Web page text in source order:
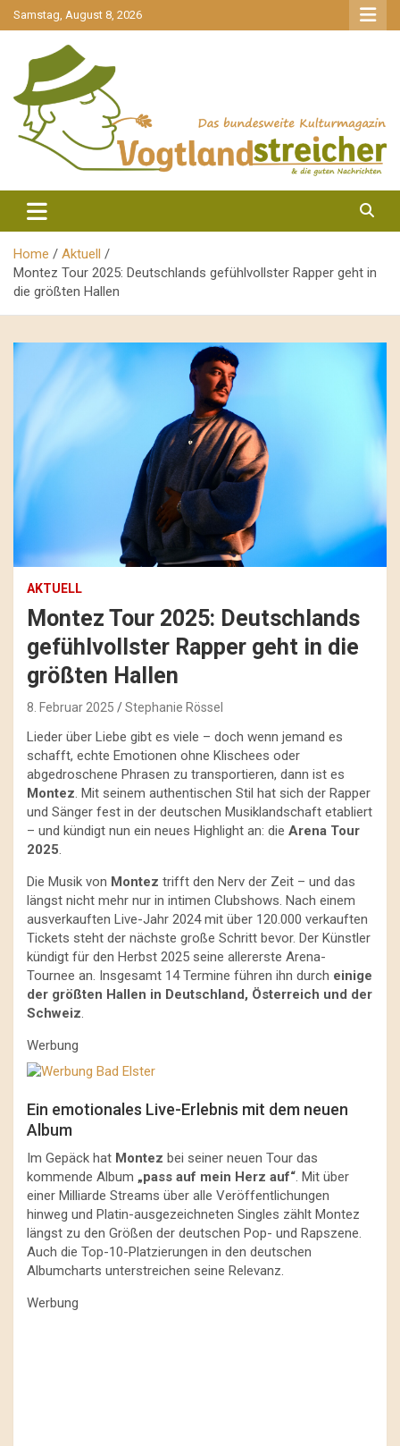
gehe
zum
Samstag, August 8, 2026
Vogtlandstreicher
Home
Aktuell
Montez Tour 2025: Deutschlands gefühlvollster Rapper geht in
die größten Hallen
AKTUELL
Montez Tour 2025: Deutschlands
gefühlvollster Rapper geht in die
größten Hallen
8. Februar 2025 Stephanie Rössel
Lieder über Liebe gibt es viele – doch wenn jemand es
schafft, echte Emotionen ohne Klischees oder
abgedroschene Phrasen zu transportieren, dann ist es
Montez. Mit seinem authentischen Stil hat sich der Rapper
und Sänger fest in der deutschen Musiklandschaft etabliert
– und kündigt nun ein neues Highlight an: die Arena Tour
2025.
Die Musik von Montez trifft den Nerv der Zeit – und das
längst nicht mehr nur in intimen Clubshows. Nach einem
ausverkauften Live-Jahr 2024 mit über 120.000 verkauften
Tickets steht der nächste große Schritt bevor. Der Künstler
kündigt für den Herbst 2025 seine allererste Arena-
Tournee an. Insgesamt 14 Termine führen ihn durch einige
der größten Hallen in Deutschland, Österreich und der
Schweiz.
Werbung
Ein emotionales Live-Erlebnis mit dem neuen
Album
Im Gepäck hat Montez bei seiner neuen Tour das
kommende Album „pass auf mein Herz auf“. Mit über
einer Milliarde Streams über alle Veröffentlichungen
hinweg und Platin-ausgezeichneten Singles zählt Montez
längst zu den Größen der deutschen Pop- und Rapszene.
Auch die Top-10-Platzierungen in den deutschen
Albumcharts unterstreichen seine Relevanz.
Werbung